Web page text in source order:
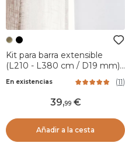
Kit para barra extensible
(L210 - L380 cm / D19 mm)
En existencias (11)
39,99
Añadir a la cesta